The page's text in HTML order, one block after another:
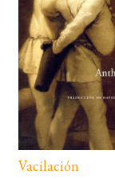
Vacilación